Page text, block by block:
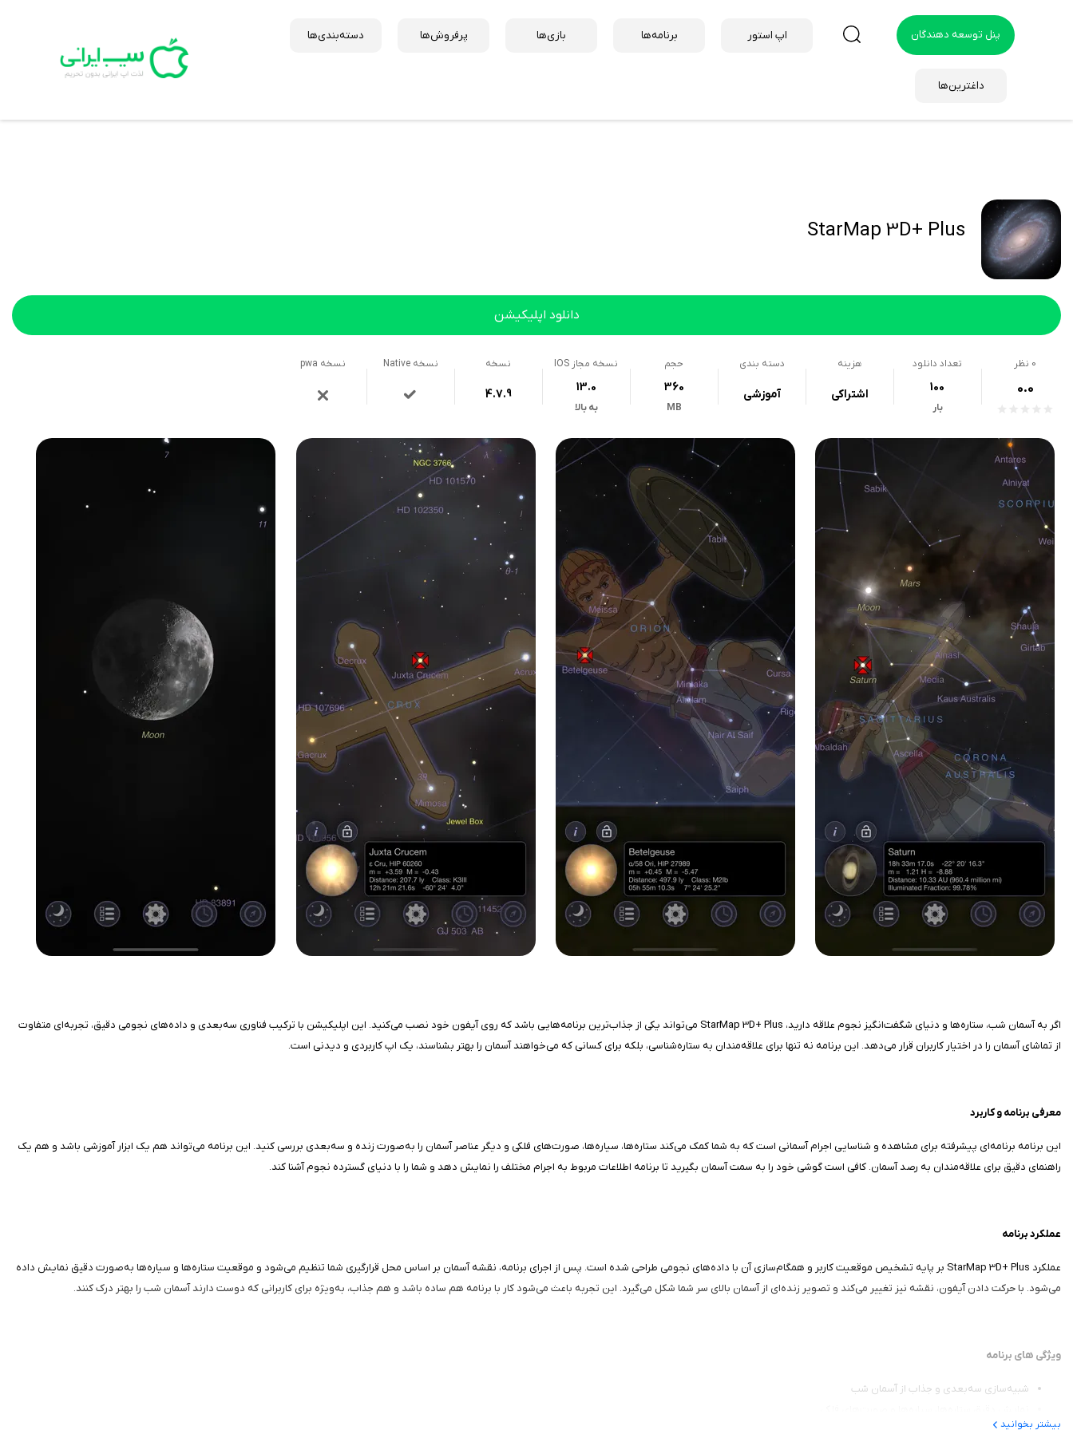
پنل توسعه دهندگان اپ استور برنامه‌ها بازی‌ها پرفروش‌ها دسته‌بندی‌ها
داغترین‌ها
StarMap 3D+ Plus
دانلود اپلیکیشن
0 نظر
0.0
تعداد دانلود
100
بار
هزینه
اشتراکی
دسته بندی
آموزشی
حجم
360
MB
نسخه مجاز IOS
13.0
به بالا
نسخه
4.7.9
نسخه Native نسخه pwa
اگر به آسمان شب، ستاره‌ها و دنیای شگفت‌انگیز نجوم علاقه دارید، StarMap 3D+ Plus می‌تواند یکی از جذاب‌ترین برنامه‌هایی باشد که روی آیفون خود نصب می‌کنید. این اپلیکیشن با ترکیب فناوری سه‌بعدی و داده‌های نجومی دقیق، تجربه‌ای متفاوت
از تماشای آسمان را در اختیار کاربران قرار می‌دهد. این برنامه نه تنها برای علاقه‌مندان به ستاره‌شناسی، بلکه برای کسانی که می‌خواهند آسمان را بهتر بشناسند، یک اپ کاربردی و دیدنی است.
معرفی برنامه و کاربرد
این برنامه برنامه‌ای پیشرفته برای مشاهده و شناسایی اجرام آسمانی است که به شما کمک می‌کند ستاره‌ها، سیاره‌ها، صورت‌های فلکی و دیگر عناصر آسمان را به‌صورت زنده و سه‌بعدی بررسی کنید. این برنامه می‌تواند هم یک ابزار آموزشی باشد و هم یک
راهنمای دقیق برای علاقه‌مندان به رصد آسمان. کافی است گوشی خود را به سمت آسمان بگیرید تا برنامه اطلاعات مربوط به اجرام مختلف را نمایش دهد و شما را با دنیای گسترده نجوم آشنا کند.
عملکرد برنامه
عملکرد StarMap 3D+ Plus بر پایه تشخیص موقعیت کاربر و همگام‌سازی آن با داده‌های نجومی طراحی شده است. پس از اجرای برنامه، نقشه آسمان بر اساس محل قرارگیری شما تنظیم می‌شود و موقعیت ستاره‌ها و سیاره‌ها به‌صورت دقیق نمایش داده
می‌شود. با حرکت دادن آیفون، نقشه نیز تغییر می‌کند و تصویر زنده‌ای از آسمان بالای سر شما شکل می‌گیرد. این تجربه باعث می‌شود کار با برنامه هم ساده باشد و هم جذاب، به‌ویژه برای کاربرانی که دوست دارند آسمان شب را بهتر درک کنند.
ویژگی‌ های برنامه
شبیه‌سازی سه‌بعدی و جذاب از آسمان شب
بیشتر بخوانید